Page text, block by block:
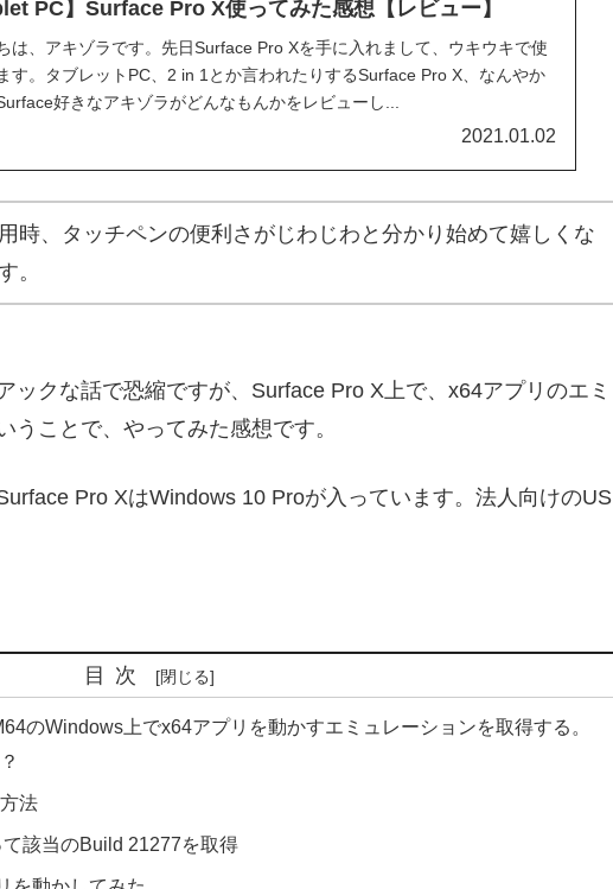
PC】Surface Pro X使ってみた感想【レビュー】
は、アキゾラです。先日Surface Pro Xを手に入れまして、ウキウキで使
す。タブレットPC、2 in 1とか言われたりするSurface Pro X、なんやか
好きなアキゾラがどんなもんかをレビューし...
2021.01.02
時、タッチペンの便利さがじわじわと分かり始めて嬉しくな
。
ックな話で恐縮ですが、Surface Pro X上で、x64アプリのエミ
うことで、やってみた感想です。
Pro XはWindows 10 Proが入っています。法人向けのUS
目次
のWindows上でx64アプリを動かすエミュレーションを取得する。
法
該当のBuild 21277を取得